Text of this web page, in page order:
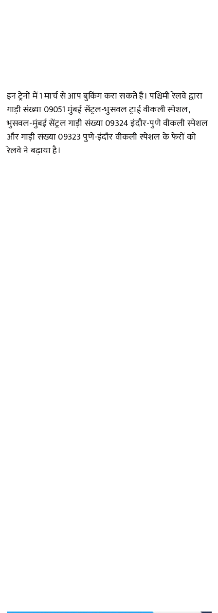
इन ट्रेनों में 1 मार्च से आप बुकिंग करा सकते हैं। पश्चिमी रेलवे द्वारा
गाड़ी संख्या 09051 मुंबई सेंट्रल-भुसवल ट्राई वीकली स्पेशल,
भुसवल-मुंबई सेंट्रल गाड़ी संख्या 09324 इंदौर-पुणे वीकली स्पेशल
और गाड़ी संख्या 09323 पुणे-इंदौर वीकली स्पेशल के फेरों को
रेलवे ने बढ़ाया है।